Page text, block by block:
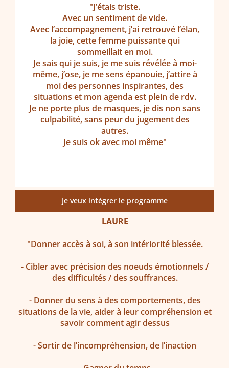
"J’étais triste.
Avec un sentiment de vide.
Avec l’accompagnement, j’ai retrouvé l’élan,
la joie, cette femme puissante qui
sommeillait en moi.
Je sais qui je suis, je me suis révélée à moi-
même, j’ose, je me sens épanouie, j’attire à
moi des personnes inspirantes, des
situations et mon agenda est plein de rdv.
Je ne porte plus de masques, je dis non sans
culpabilité, sans peur du jugement des
autres.
Je suis ok avec moi même"
Je veux intégrer le programme
LAURE
"Donner accès à soi, à son intériorité blessée.
- Cibler avec précision des noeuds émotionnels /
des difficultés / des souffrances.
- Donner du sens à des comportements, des
situations de la vie, aider à leur compréhension et
savoir comment agir dessus
- Sortir de l’incompréhension, de l’inaction